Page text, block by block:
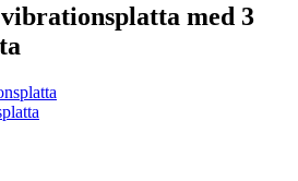
med 3